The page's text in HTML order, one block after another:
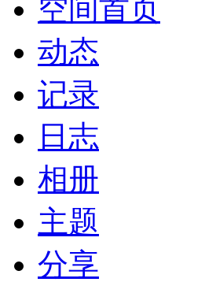
空间首页
动态
记录
日志
相册
主题
分享